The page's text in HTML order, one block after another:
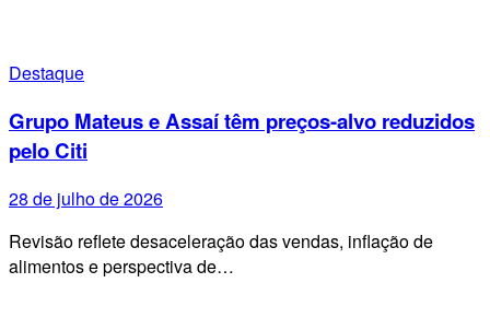
Destaque
Grupo Mateus e Assaí têm preços-alvo reduzidos
pelo Citi
28 de julho de 2026
Revisão reflete desaceleração das vendas, inflação de
alimentos e perspectiva de…